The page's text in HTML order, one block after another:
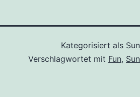
Kategorisiert als Sun
Verschlagwortet mit Fun, Sun